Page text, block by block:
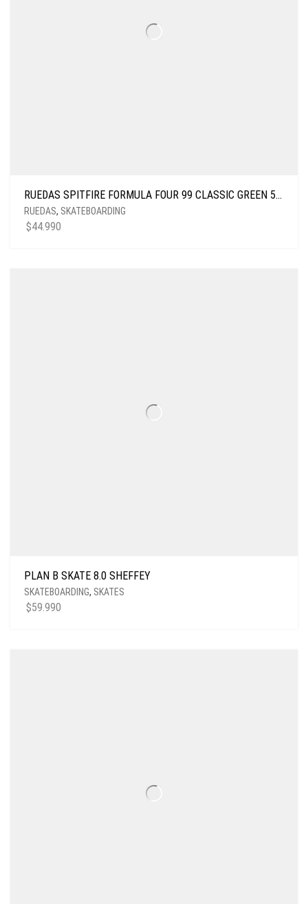
RUEDAS SPITFIRE FORMULA FOUR 99 CLASSIC GREEN 52MM
RUEDAS, SKATEBOARDING
$44.990
PLAN B SKATE 8.0 SHEFFEY
SKATEBOARDING, SKATES
$59.990